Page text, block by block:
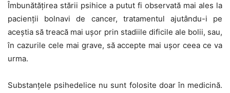
Îmbunătățirea stării psihice a putut fi observată mai ales la
pacienții bolnavi de cancer, tratamentul ajutându-i pe
aceștia să treacă mai ușor prin stadiile dificile ale bolii, sau,
în cazurile cele mai grave, să accepte mai ușor ceea ce va
urma.
Substanțele psihedelice nu sunt folosite doar în medicină.